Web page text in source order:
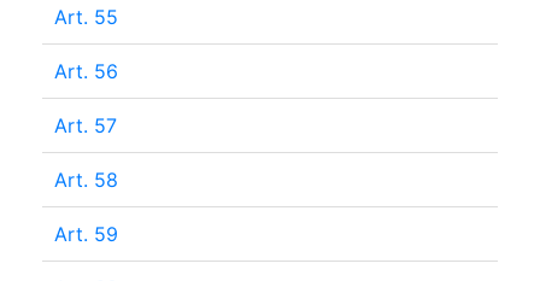
Art. 55
Art. 56
Art. 57
Art. 58
Art. 59